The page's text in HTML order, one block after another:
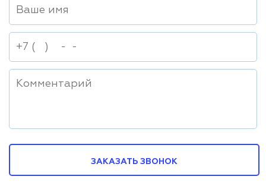
ЗАКАЗАТЬ ЗВОНОК